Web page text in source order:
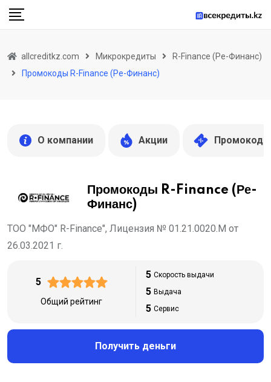
Skip
allcreditkz.com Микрокредиты
R-Finance (Ре-Финанс)
Промокоды R-Finance (Ре-Финанс)
О компании Акции Промокоды
Промокоды R-Finance (Ре-
Финанс)
ТОО "МФО" R-Finance", Лицензия № 01.21.0020.М от
26.03.2021 г.
5
Общий рейтинг
5 Скорость выдачи
5 Выдача
5 Сервис
Получить деньги